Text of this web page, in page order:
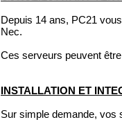
Depuis 14 ans, PC21
Nec.
Ces serveurs peuvent
INSTALLATION ET
Sur simple demande, vos